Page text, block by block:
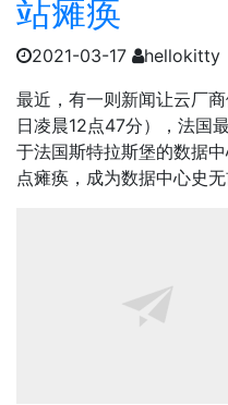
站瘫痪
2021-03-17
hellokitty
最近，有一则新闻让云厂
日凌晨12点47分），法
于法国斯特拉斯堡的数据
点瘫痪，成为数据中心史